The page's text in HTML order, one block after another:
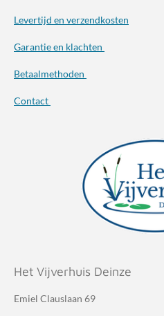
Levertijd en verzendkosten
Garantie en klachten
Betaalmethoden
Contact
Het Vijverhuis Deinze
Emiel Clauslaan 69